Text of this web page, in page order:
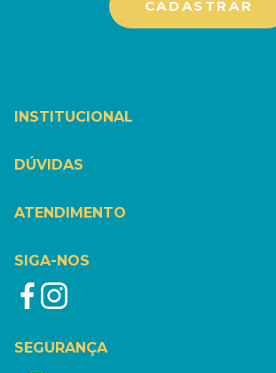
INSTITUCIONAL
DÚVIDAS
ATENDIMENTO
SIGA-NOS
SEGURANÇA